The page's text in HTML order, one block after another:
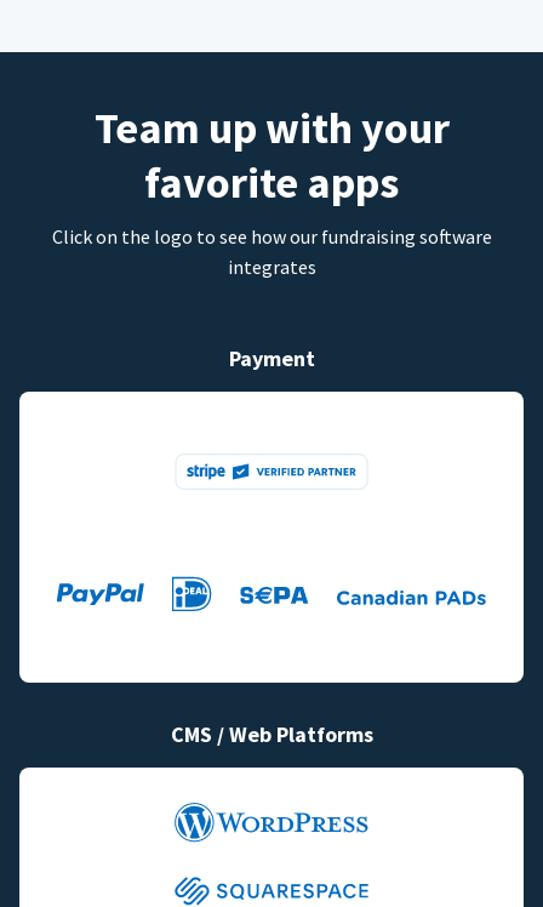
Team up with your
favorite apps
Click on the logo to see how our fundraising software
integrates
Payment
CMS / Web Platforms